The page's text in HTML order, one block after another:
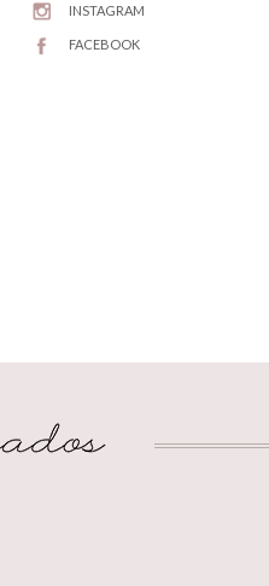
INSTAGRAM
FACEBOOK